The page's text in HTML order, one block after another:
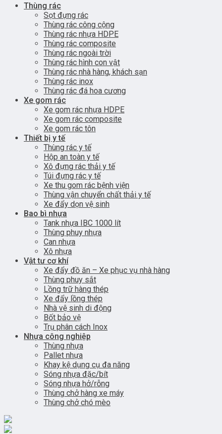
Thùng rác
Sọt đựng rác
Thùng rác công cộng
Thùng rác nhựa HDPE
Thùng rác composite
Thùng rác ngoài trời
Thùng rác hình con vật
Thùng rác nhà hàng, khách sạn
Thùng rác inox
Thùng rác đá hoa cương
Xe gom rác
Xe gom rác nhựa HDPE
Xe gom rác composite
Xe gom rác tôn
Thiết bị y tế
Thùng rác y tế
Hộp an toàn y tế
Xô đựng rác thải y tế
Túi đựng rác y tế
Xe thu gom rác bệnh viện
Thùng vận chuyển chất thải y tế
Xe đẩy dọn vệ sinh
Bao bì nhựa
Tank nhựa IBC 1000 lít
Thùng phuy nhựa
Can nhựa
Xô nhựa
Vật tư cơ khí
Xe đẩy đồ ăn – Xe phục vụ nhà hàng
Thùng phuy sắt
Lồng trữ hàng thép
Xe đẩy lồng thép
Nhà vệ sinh di động
Bốt bảo vệ
Trụ phân cách Inox
Nhựa công nghiệp
Thùng nhựa
Pallet nhựa
Khay kệ dụng cụ đa năng
Sóng nhựa đặc/bít
Sóng nhựa hở/rỗng
Thùng chở hàng xe máy
Thùng chở chó mèo